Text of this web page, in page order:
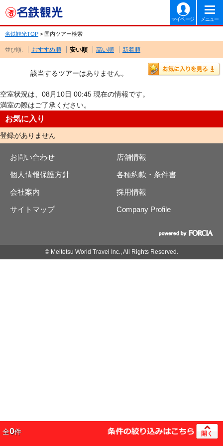
マイページ メニュー
名鉄観光TOP > 国内ツアー検索
並び順: おすすめ順 安い順 高い順 新着順
該当するツアーはありません。
空室状況は、08月10日 00:45 現在の情報です。
満室の際はご了承ください。
お気に入り
登録がありません
お問い合わせ 店舗情報
個人情報保護方針 各種約款・条件書
会社案内 採用情報
サイトマップ Company Profile
© Meitetsu World Travel Inc., All Rights Reserved.
全0件 開く